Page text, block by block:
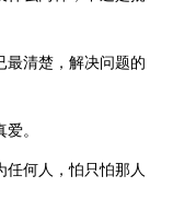
最清楚，解决问题的
。
何人，怕只怕那人